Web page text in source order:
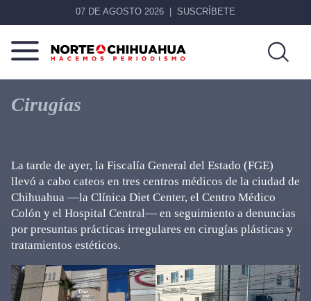
07 DE AGOSTO 2026 SUSCRÍBETE
Norte
De
Chihuahua
Más
que
noticias,
Cirugías
La tarde de ayer, la Fiscalía General del Estado (FGE)
llevó a cabo cateos en tres centros médicos de la ciudad de
Chihuahua —la Clínica Diet Center, el Centro Médico
Colón y el Hospital Central— en seguimiento a denuncias
por presuntas prácticas irregulares en cirugías plásticas y
tratamientos estéticos.